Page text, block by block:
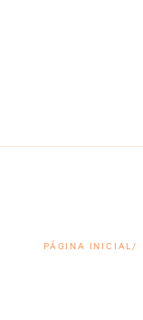
PÁGINA INICIAL